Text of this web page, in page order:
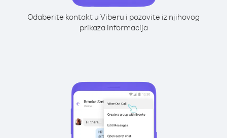
Odaberite kontakt u Viberu i pozovite iz njihovog
prikaza informacija